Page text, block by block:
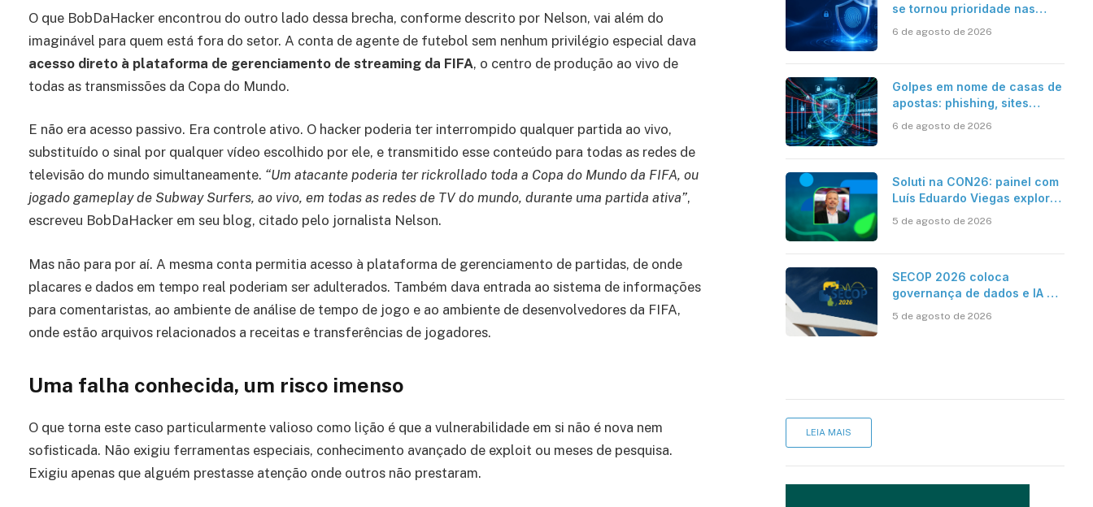
O que BobDaHacker encontrou do outro lado dessa brecha, conforme descrito por Nelson, vai além do
imaginável para quem está fora do setor. A conta de agente de futebol sem nenhum privilégio especial dava
acesso direto à plataforma de gerenciamento de streaming da FIFA, o centro de produção ao vivo de
todas as transmissões da Copa do Mundo.
E não era acesso passivo. Era controle ativo. O hacker poderia ter interrompido qualquer partida ao vivo,
substituído o sinal por qualquer vídeo escolhido por ele, e transmitido esse conteúdo para todas as redes de
televisão do mundo simultaneamente. “Um atacante poderia ter rickrollado toda a Copa do Mundo da FIFA, ou
jogado gameplay de Subway Surfers, ao vivo, em todas as redes de TV do mundo, durante uma partida ativa”,
escreveu BobDaHacker em seu blog, citado pelo jornalista Nelson.
Mas não para por aí. A mesma conta permitia acesso à plataforma de gerenciamento de partidas, de onde
placares e dados em tempo real poderiam ser adulterados. Também dava entrada ao sistema de informações
para comentaristas, ao ambiente de análise de tempo de jogo e ao ambiente de desenvolvedores da FIFA,
onde estão arquivos relacionados a receitas e transferências de jogadores.
Uma falha conhecida, um risco imenso
O que torna este caso particularmente valioso como lição é que a vulnerabilidade em si não é nova nem
sofisticada. Não exigiu ferramentas especiais, conhecimento avançado de exploit ou meses de pesquisa.
Exigiu apenas que alguém prestasse atenção onde outros não prestaram.
se tornou prioridade nas
6 de agosto de 2026
Golpes em nome de casas de
apostas: phishing, sites
6 de agosto de 2026
Soluti na CON26: painel com
Luís Eduardo Viegas explora
eficiência da Contabilidade
5 de agosto de 2026
SECOP 2026 coloca
governança de dados e IA no
5 de agosto de 2026
LEIA MAIS